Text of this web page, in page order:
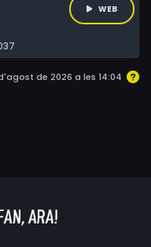
mòbil es comunica
Farsi, que
imatges.
WEB
de 2026 a les 14:04